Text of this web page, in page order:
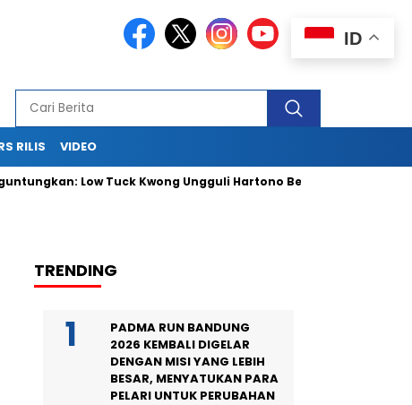
RILIS VIDEO
Low Tuck Kwong Ungguli Hartono Bersaudara
TRENDING
PADMA RUN BANDUNG
2026 KEMBALI DIGELAR
DENGAN MISI YANG LEBIH
BESAR, MENYATUKAN PARA
PELARI UNTUK PERUBAHAN
ID